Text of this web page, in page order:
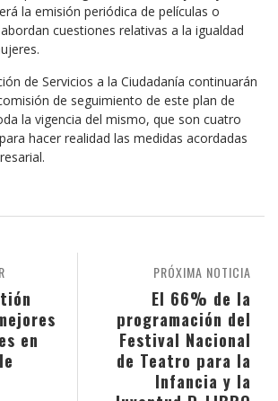
la emisión periódica de películas o
cuestiones relativas a la igualdad
de Servicios a la Ciudadanía continuarán
de seguimiento de este plan de
la vigencia del mismo, que son cuatro
hacer realidad las medidas acordadas
PRÓXIMA NOTICIA
El 66% de la
programación del
Festival Nacional
de Teatro para la
Infancia y la
en